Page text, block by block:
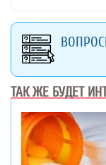
ТАК ЖЕ БУДЕТ